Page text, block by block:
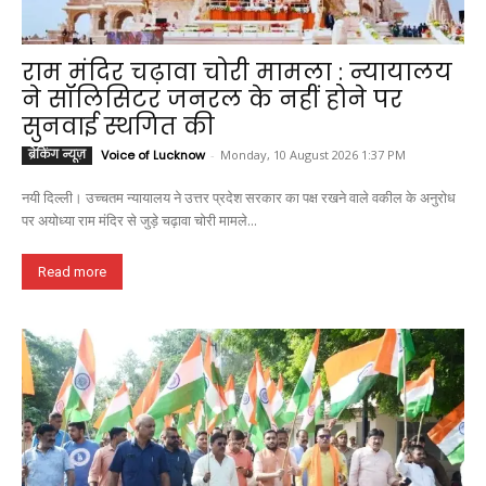
राम मंदिर चढ़ावा चोरी मामला : न्यायालय
ने सॉलिसिटर जनरल के नहीं होने पर
सुनवाई स्थगित की
ब्रेकिंग न्यूज़ Voice of Lucknow - Monday, 10 August 2026 1:37 PM
नयी दिल्ली। उच्चतम न्यायालय ने उत्तर प्रदेश सरकार का पक्ष रखने वाले वकील के अनुरोध
पर अयोध्या राम मंदिर से जुड़े चढ़ावा चोरी मामले...
Read more